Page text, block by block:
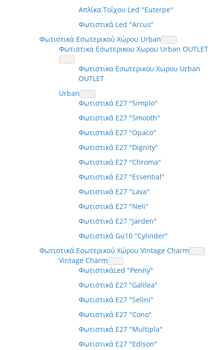
Απλίκα Τοίχου Led "Euterpe"
Φωτιστικά Led "Arcus"
Φωτιστικά Εσωτερικού Χώρου Urban
Φωτιστικα Εσωτερικου Χωρου Urban OUTLET
Φωτιστικα Εσωτερικου Χωρου Urban
OUTLET
Urban
Φωτιστικά E27 "Simplo"
Φωτιστικά E27 "Smooth"
Φωτιστικά E27 "Opaco"
Φωτιστικά E27 "Dignity"
Φωτιστικά E27 "Chroma"
Φωτιστικά E27 "Essential"
Φωτιστικά E27 "Lava"
Φωτιστικά E27 "Neli"
Φωτιστικά E27 "Jarden"
Φωτιστικά Gu10 "Cylinder"
Φωτιστικά Εσωτερικού Χώρου Vintage Charm
Vintage Charm
ΦωτιστικάLed "Penny"
Φωτιστικά E27 "Galilea"
Φωτιστικά E27 "Selini"
Φωτιστικά E27 "Cono"
Φωτιστικά E27 "Multipla"
Φωτιστικά E27 "Edison"